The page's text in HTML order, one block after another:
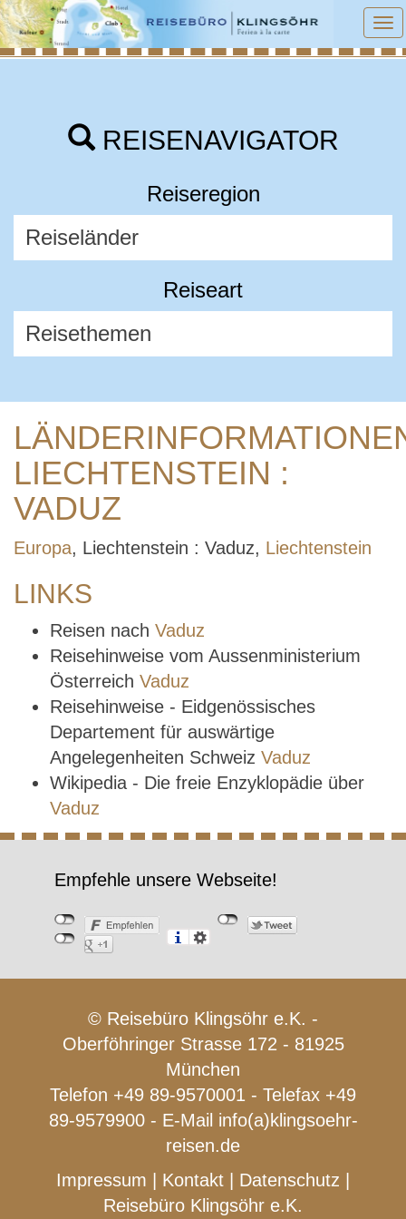
REISENAVIGATOR
Reiseregion
Reiseart
LIECHTENSTEIN :
VADUZ
Europa, Liechtenstein : Vaduz, Liechtenstein
LINKS
Reisen nach Vaduz
Reisehinweise vom Aussenministerium
Österreich Vaduz
Reisehinweise - Eidgenössisches
Departement für auswärtige
Angelegenheiten Schweiz Vaduz
Wikipedia - Die freie Enzyklopädie über
Vaduz
Empfehle unsere Webseite!
© Reisebüro Klingsöhr e.K. -
Oberföhringer Strasse 172 - 81925
München
Telefon +49 89-9570001 - Telefax +49
89-9579900 - E-Mail info(a)klingsoehr-
reisen.de
Impressum
Kontakt Datenschutz
Reisebüro Klingsöhr e.K.